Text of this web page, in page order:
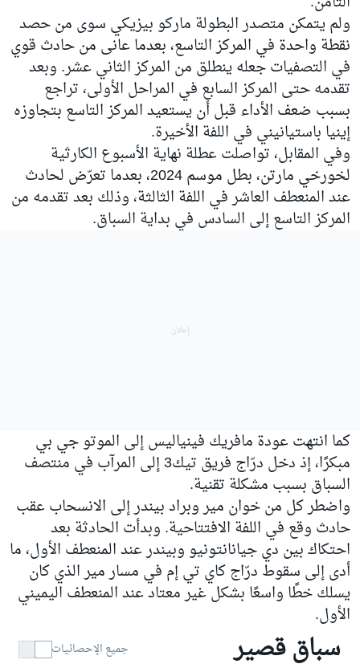
ولم يتمكن متصدر البطولة ماركو بيزيكي سوى من حصد
نقطة واحدة في المركز التاسع، بعدما عانى من حادث قوي
في التصفيات جعله ينطلق من المركز الثاني عشر. وبعد
تقدمه حتى المركز السابع في المراحل الأولى، تراجع
بسبب ضعف الأداء قبل أن يستعيد المركز التاسع بتجاوزه
إينيا باستيانيني في اللفة الأخيرة.
وفي المقابل، تواصلت عطلة نهاية الأسبوع الكارثية
لخورخي مارتن، بطل موسم 2024، بعدما تعرّض لحادث
عند المنعطف العاشر في اللفة الثالثة، وذلك بعد تقدمه من
المركز التاسع إلى السادس في بداية السباق.
كما انتهت عودة مافريك فينياليس إلى الموتو جي بي
مبكرًا، إذ دخل درّاج فريق تيك3 إلى المرآب في منتصف
السباق بسبب مشكلة تقنية.
واضطر كل من خوان مير وبراد بيندر إلى الانسحاب عقب
حادث وقع في اللفة الافتتاحية. وبدأت الحادثة بعد
احتكاك بين دي جيانانتونيو وبيندر عند المنعطف الأول، ما
أدى إلى سقوط درّاج كاي تي إم في مسار مير الذي كان
يسلك خطًا واسعًا بشكل غير معتاد عند المنعطف اليميني
الأول.
سباق قصير جميع الإحصائيات